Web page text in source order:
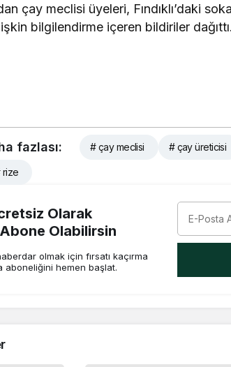
çay meclisi üyeleri, Fındıklı’daki
bilgilendirme içeren bildiriler dağıttı.
fazlası: # çay meclisi # çay üreticisi
rize
Olarak
Olabilirsin
olmak için fırsatı kaçırma
aboneliğini hemen başlat.